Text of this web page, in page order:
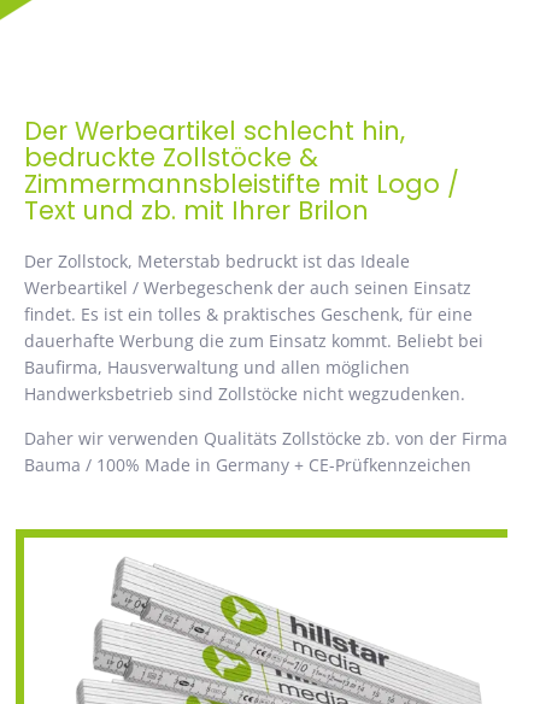
Der Werbeartikel schlecht hin,
bedruckte Zollstöcke &
Zimmermannsbleistifte mit Logo /
Text und zb. mit Ihrer Brilon
Der Zollstock, Meterstab bedruckt ist das Ideale
Werbeartikel / Werbegeschenk der auch seinen Einsatz
findet. Es ist ein tolles & praktisches Geschenk, für eine
dauerhafte Werbung die zum Einsatz kommt. Beliebt bei
Baufirma, Hausverwaltung und allen möglichen
Handwerksbetrieb sind Zollstöcke nicht wegzudenken.
Daher wir verwenden Qualitäts Zollstöcke zb. von der Firma
Bauma / 100% Made in Germany + CE-Prüfkennzeichen